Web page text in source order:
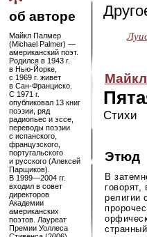
об авторе
Майкл Палмер
(Michael Palmer) —
американский поэт.
Родился в 1943 г.
в Нью-Йорке,
с 1969 г. живет
в Сан-Франциско.
С 1971 г.
опубликовал 13 книг
поэзии, ряд
радиопьес и эссе,
переводы поэзии
с испанского,
французского,
португальского
и русского (Алексей
Парщиков).
В 1999—2004гг.
входил в совет
директоров
Академии
американских
поэтов. Лауреат
Премии Уоллеса
Стихи
Этюд
В
говорят,
религии